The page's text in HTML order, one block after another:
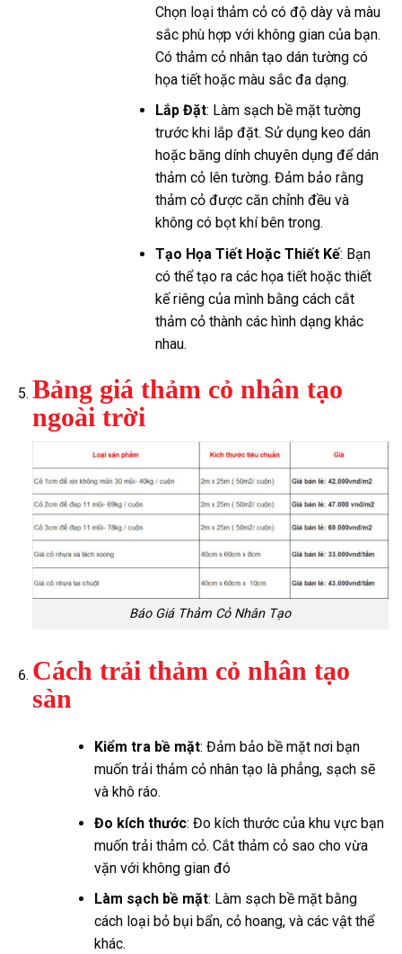
Chọn loại thảm cỏ có độ dày và màu
sắc phù hợp với không gian của bạn.
Có thảm cỏ nhân tạo dán tường có
họa tiết hoặc màu sắc đa dạng.
Lắp Đặt: Làm sạch bề mặt tường
trước khi lắp đặt. Sử dụng keo dán
hoặc băng dính chuyên dụng để dán
thảm cỏ lên tường. Đảm bảo rằng
thảm cỏ được căn chỉnh đều và
không có bọt khí bên trong.
Tạo Họa Tiết Hoặc Thiết Kế: Bạn
có thể tạo ra các họa tiết hoặc thiết
kế riêng của mình bằng cách cắt
thảm cỏ thành các hình dạng khác
nhau.
Bảng giá thảm cỏ nhân tạo
ngoài trời
Báo Giá Thảm Cỏ Nhân Tạo
Cách trải thảm cỏ nhân tạo
sàn
Kiểm tra bề mặt: Đảm bảo bề mặt nơi bạn
muốn trải thảm cỏ nhân tạo là phẳng, sạch sẽ
và khô ráo.
Đo kích thước: Đo kích thước của khu vực bạn
muốn trải thảm cỏ. Cắt thảm cỏ sao cho vừa
vặn với không gian đó
Làm sạch bề mặt: Làm sạch bề mặt bằng
cách loại bỏ bụi bẩn, cỏ hoang, và các vật thể
khác.